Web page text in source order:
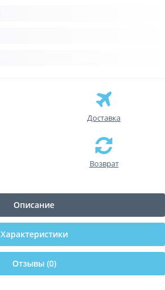
Доставка
Возврат
Описание
Характеристики
Отзывы (0)